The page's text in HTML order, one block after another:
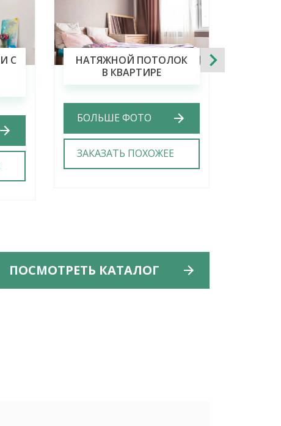
С
НАТЯЖНОЙ ПОТОЛОК
В КВАРТИРЕ
БОЛЬШЕ ФОТО
ЗАКАЗАТЬ ПОХОЖЕЕ
ПОСМОТРЕТЬ КАТАЛОГ